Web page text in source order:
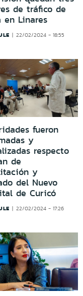
de tráfico de
en Linares
22/02/2024 - 18:55
fueron
y
respecto
de
y
del Nuevo
de Curicó
22/02/2024 - 17:26